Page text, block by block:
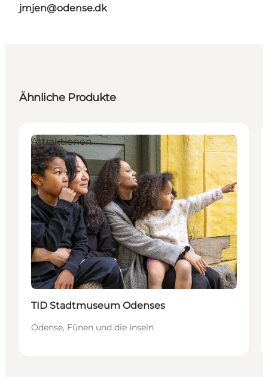
jmjen@odense.dk
Ähnliche Produkte
Nachhaltig
Attraktionen
TID Stadtmuseum Odenses
Odense, Fünen und die Inseln